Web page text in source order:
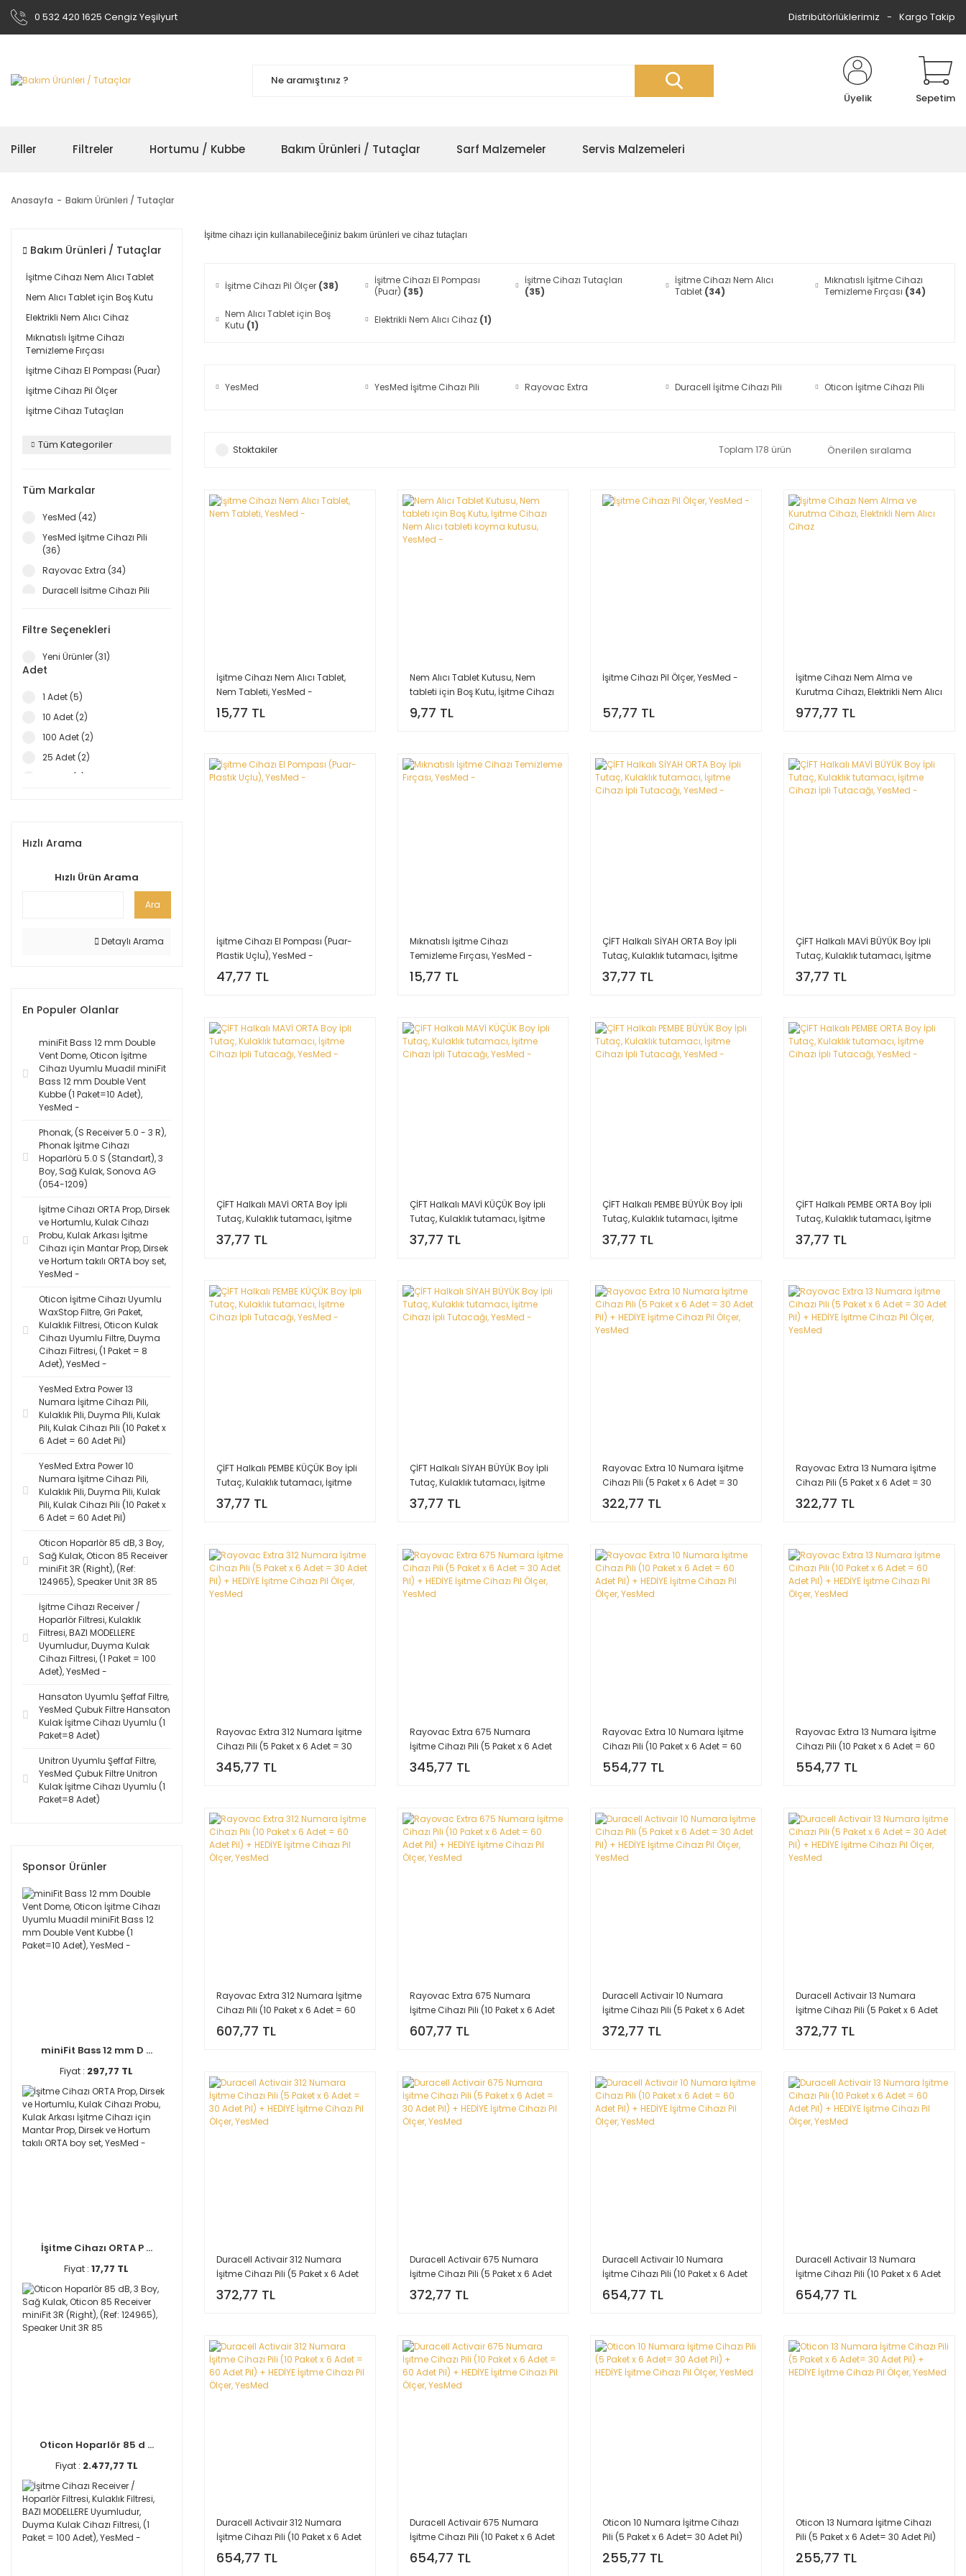
0 532 420 1625 Cengiz Yeşilyurt Distribütörlüklerimiz Kargo Takip
Üyelik Sepetim
Piller Filtreler Hortumu / Kubbe Bakım Ürünleri / Tutaçlar Sarf Malzemeler Servis Malzemeleri
Anasayfa Bakım Ürünleri / Tutaçlar
Bakım Ürünleri / Tutaçlar
İşitme Cihazı Nem Alıcı Tablet
Nem Alıcı Tablet için Boş Kutu
Elektrikli Nem Alıcı Cihaz
Mıknatıslı İşitme Cihazı
Temizleme Fırçası
İşitme Cihazı El Pompası (Puar)
İşitme Cihazı Pil Ölçer
İşitme Cihazı Tutaçları
Tüm Kategoriler
Tüm Markalar
YesMed (42)
YesMed İşitme Cihazı Pili
(36)
Rayovac Extra (34)
Duracell İşitme Cihazı Pili
Oticon İşitme Cihazı Pili (32)
Filtre Seçenekleri
Yeni Ürünler (31)
Adet
1 Adet (5)
10 Adet (2)
100 Adet (2)
25 Adet (2)
5 Adet (2)
Hızlı Arama
Hızlı Ürün Arama
Ara
Detaylı Arama
En Populer Olanlar
miniFit Bass 12 mm Double
Vent Dome, Oticon İşitme
Cihazı Uyumlu Muadil miniFit
Bass 12 mm Double Vent
Kubbe (1 Paket=10 Adet),
YesMed -
Phonak, (S Receiver 5.0 - 3 R),
Phonak İşitme Cihazı
Hoparlörü 5.0 S (Standart), 3
Boy, Sağ Kulak, Sonova AG
(054-1209)
İşitme Cihazı ORTA Prop, Dirsek
ve Hortumlu, Kulak Cihazı
Probu, Kulak Arkası İşitme
Cihazı için Mantar Prop, Dirsek
ve Hortum takılı ORTA boy set,
YesMed -
Oticon İşitme Cihazı Uyumlu
WaxStop Filtre, Gri Paket,
Kulaklık Filtresi, Oticon Kulak
Cihazı Uyumlu Filtre, Duyma
Cihazı Filtresi, (1 Paket = 8
Adet), YesMed -
YesMed Extra Power 13
Numara İşitme Cihazı Pili,
Kulaklık Pili, Duyma Pili, Kulak
Pili, Kulak Cihazı Pili (10 Paket x
6 Adet = 60 Adet Pil)
YesMed Extra Power 10
Numara İşitme Cihazı Pili,
Kulaklık Pili, Duyma Pili, Kulak
Pili, Kulak Cihazı Pili (10 Paket x
6 Adet = 60 Adet Pil)
Oticon Hoparlör 85 dB, 3 Boy,
Sağ Kulak, Oticon 85 Receiver
miniFit 3R (Right), (Ref:
124965), Speaker Unit 3R 85
İşitme Cihazı Receiver /
Hoparlör Filtresi, Kulaklık
Filtresi, BAZI MODELLERE
Uyumludur, Duyma Kulak
Cihazı Filtresi, (1 Paket = 100
Adet), YesMed -
Hansaton Uyumlu Şeffaf Filtre,
YesMed Çubuk Filtre Hansaton
Kulak İşitme Cihazı Uyumlu (1
Paket=8 Adet)
Unitron Uyumlu Şeffaf Filtre,
YesMed Çubuk Filtre Unitron
Kulak İşitme Cihazı Uyumlu (1
Paket=8 Adet)
Sponsor Ürünler
miniFit Bass 12 mm D ...
Fiyat : 297,77 TL
İşitme Cihazı ORTA P ...
Fiyat :17,77 TL
Oticon Hoparlör 85 d ...
Fiyat : 2.477,77 TL
İşitme cihazı için kullanabileceğiniz bakım ürünleri ve cihaz tutaçları
İşitme Cihazı Pil Ölçer (38)
İşitme Cihazı El Pompası
(Puar) (35)
İşitme Cihazı Tutaçları
(35)
İşitme Cihazı Nem Alıcı
Tablet (34)
Mıknatıslı İşitme Cihazı
Temizleme Fırçası (34)
Nem Alıcı Tablet için Boş
Kutu (1) Elektrikli Nem Alıcı Cihaz (1)
YesMed YesMed İşitme Cihazı Pili Rayovac Extra Duracell İşitme Cihazı Pili Oticon İşitme Cihazı Pili
Stoktakiler Toplam 178 ürün
İşitme Cihazı Nem Alıcı Tablet,
Nem Tableti, YesMed -
15,77 TL
Nem Alıcı Tablet Kutusu, Nem
tableti için Boş Kutu, İşitme Cihazı
Nem Alıcı tableti koyma kutusu,
YesMed -
9,77 TL
İşitme Cihazı Pil Ölçer, YesMed -
57,77 TL
İşitme Cihazı Nem Alma ve
Kurutma Cihazı, Elektrikli Nem Alıcı
Cihaz
977,77 TL
İşitme Cihazı El Pompası (Puar-
Plastik Uçlu), YesMed -
47,77 TL
Mıknatıslı İşitme Cihazı
Temizleme Fırçası, YesMed -
15,77 TL
ÇİFT Halkalı SİYAH ORTA Boy İpli
Tutaç, Kulaklık tutamacı, İşitme
Cihazı İpli Tutacağı, YesMed -
37,77 TL
ÇİFT Halkalı MAVİ BÜYÜK Boy İpli
Tutaç, Kulaklık tutamacı, İşitme
Cihazı İpli Tutacağı, YesMed -
37,77 TL
ÇİFT Halkalı MAVİ ORTA Boy İpli
Tutaç, Kulaklık tutamacı, İşitme
Cihazı İpli Tutacağı, YesMed -
37,77 TL
ÇİFT Halkalı MAVİ KÜÇÜK Boy İpli
Tutaç, Kulaklık tutamacı, İşitme
Cihazı İpli Tutacağı, YesMed -
37,77 TL
ÇİFT Halkalı PEMBE BÜYÜK Boy İpli
Tutaç, Kulaklık tutamacı, İşitme
Cihazı İpli Tutacağı, YesMed -
37,77 TL
ÇİFT Halkalı PEMBE ORTA Boy İpli
Tutaç, Kulaklık tutamacı, İşitme
Cihazı İpli Tutacağı, YesMed -
37,77 TL
ÇİFT Halkalı PEMBE KÜÇÜK Boy İpli
Tutaç, Kulaklık tutamacı, İşitme
Cihazı İpli Tutacağı, YesMed -
37,77 TL
ÇİFT Halkalı SİYAH BÜYÜK Boy İpli
Tutaç, Kulaklık tutamacı, İşitme
Cihazı İpli Tutacağı, YesMed -
37,77 TL
Rayovac Extra 10 Numara İşitme
Cihazı Pili (5 Paket x 6 Adet = 30
Adet Pil) + HEDİYE İşitme Cihazı Pil
Ölçer, YesMed
322,77 TL
Rayovac Extra 13 Numara İşitme
Cihazı Pili (5 Paket x 6 Adet = 30
Adet Pil) + HEDİYE İşitme Cihazı Pil
Ölçer, YesMed
322,77 TL
Rayovac Extra 312 Numara İşitme
Cihazı Pili (5 Paket x 6 Adet = 30
Adet Pil) + HEDİYE İşitme Cihazı Pil
Ölçer, YesMed
345,77 TL
Rayovac Extra 675 Numara
İşitme Cihazı Pili (5 Paket x 6 Adet
= 30 Adet Pil) + HEDİYE İşitme
Cihazı Pil Ölçer, YesMed
345,77 TL
Rayovac Extra 10 Numara İşitme
Cihazı Pili (10 Paket x 6 Adet = 60
Adet Pil) + HEDİYE İşitme Cihazı Pil
Ölçer, YesMed
554,77 TL
Rayovac Extra 13 Numara İşitme
Cihazı Pili (10 Paket x 6 Adet = 60
Adet Pil) + HEDİYE İşitme Cihazı Pil
Ölçer, YesMed
554,77 TL
Rayovac Extra 312 Numara İşitme
Cihazı Pili (10 Paket x 6 Adet = 60
Adet Pil) + HEDİYE İşitme Cihazı Pil
Ölçer, YesMed
607,77 TL
Rayovac Extra 675 Numara
İşitme Cihazı Pili (10 Paket x 6 Adet
= 60 Adet Pil) + HEDİYE İşitme
Cihazı Pil Ölçer, YesMed
607,77 TL
Duracell Activair 10 Numara
İşitme Cihazı Pili (5 Paket x 6 Adet
= 30 Adet Pil) + HEDİYE İşitme
Cihazı Pil Ölçer, YesMed
372,77 TL
Duracell Activair 13 Numara
İşitme Cihazı Pili (5 Paket x 6 Adet
= 30 Adet Pil) + HEDİYE İşitme
Cihazı Pil Ölçer, YesMed
372,77 TL
Duracell Activair 312 Numara
İşitme Cihazı Pili (5 Paket x 6 Adet
= 30 Adet Pil) + HEDİYE İşitme
Cihazı Pil Ölçer, YesMed
372,77 TL
Duracell Activair 675 Numara
İşitme Cihazı Pili (5 Paket x 6 Adet
= 30 Adet Pil) + HEDİYE İşitme
Cihazı Pil Ölçer, YesMed
372,77 TL
Duracell Activair 10 Numara
İşitme Cihazı Pili (10 Paket x 6 Adet
= 60 Adet Pil) + HEDİYE İşitme
Cihazı Pil Ölçer, YesMed
654,77 TL
Duracell Activair 13 Numara
İşitme Cihazı Pili (10 Paket x 6 Adet
= 60 Adet Pil) + HEDİYE İşitme
Cihazı Pil Ölçer, YesMed
654,77 TL
Duracell Activair 312 Numara
İşitme Cihazı Pili (10 Paket x 6 Adet
= 60 Adet Pil) + HEDİYE İşitme
Cihazı Pil Ölçer, YesMed
654,77 TL
Duracell Activair 675 Numara
İşitme Cihazı Pili (10 Paket x 6 Adet
= 60 Adet Pil) + HEDİYE İşitme
Cihazı Pil Ölçer, YesMed
654,77 TL
Oticon 10 Numara İşitme Cihazı
Pili (5 Paket x 6 Adet= 30 Adet Pil)
+ HEDİYE İşitme Cihazı Pil Ölçer,
YesMed
255,77 TL
Oticon 13 Numara İşitme Cihazı
Pili (5 Paket x 6 Adet= 30 Adet Pil)
+ HEDİYE İşitme Cihazı Pil Ölçer,
YesMed
255,77 TL